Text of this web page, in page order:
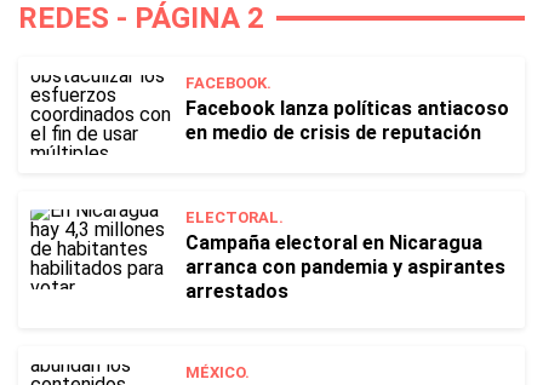
REDES - PÁGINA 2
FACEBOOK.
Facebook lanza políticas antiacoso
en medio de crisis de reputación
ELECTORAL.
Campaña electoral en Nicaragua
arranca con pandemia y aspirantes
arrestados
MÉXICO.